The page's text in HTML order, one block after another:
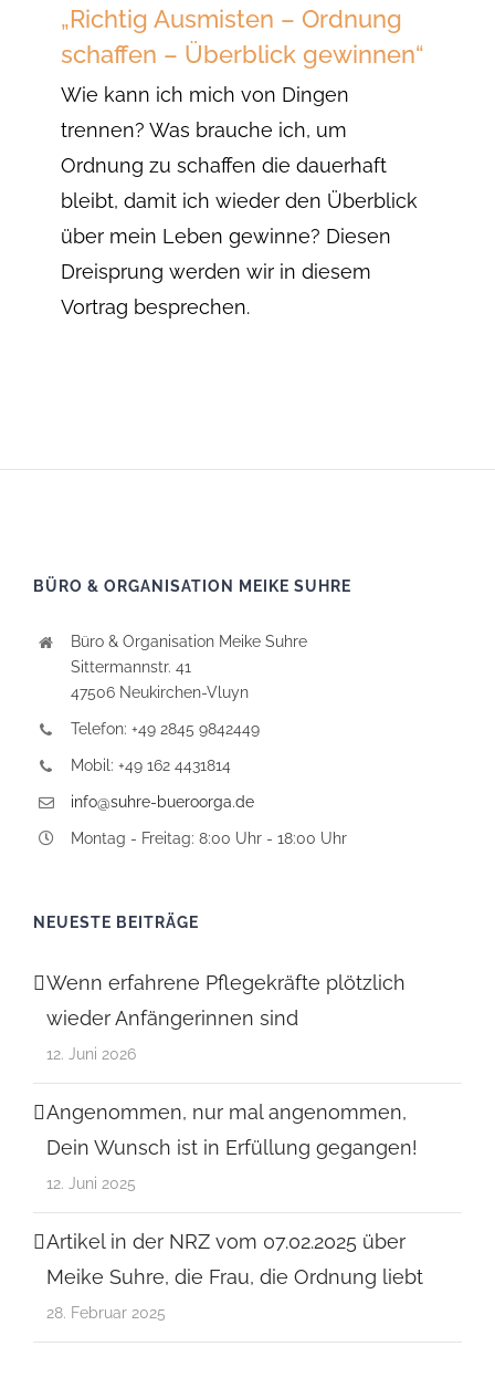
„Richtig Ausmisten – Ordnung
schaffen – Überblick gewinnen“
Wie kann ich mich von Dingen
trennen? Was brauche ich, um
Ordnung zu schaffen die dauerhaft
bleibt, damit ich wieder den Überblick
über mein Leben gewinne? Diesen
Dreisprung werden wir in diesem
Vortrag besprechen.
BÜRO & ORGANISATION MEIKE SUHRE
Büro & Organisation Meike Suhre
Sittermannstr. 41
47506 Neukirchen-Vluyn
Telefon: +49 2845 9842449
Mobil: +49 162 4431814
info@suhre-bueroorga.de
Montag - Freitag: 8:00 Uhr - 18:00 Uhr
NEUESTE BEITRÄGE
Wenn erfahrene Pflegekräfte plötzlich
wieder Anfängerinnen sind
12. Juni 2026
Angenommen, nur mal angenommen,
Dein Wunsch ist in Erfüllung gegangen!
12. Juni 2025
Artikel in der NRZ vom 07.02.2025 über
Meike Suhre, die Frau, die Ordnung liebt
28. Februar 2025